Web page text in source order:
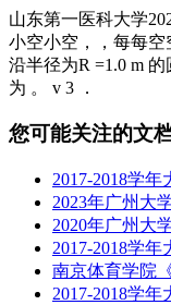
山东第一医科大学
小空小空，，每每空
沿半径为R =1.0 m
为 。 v 3 ．
您可能关注的文
2017-2018学
2023年广州大
2020年广州大
2017-2018学
南京体育学院
2017-2018学